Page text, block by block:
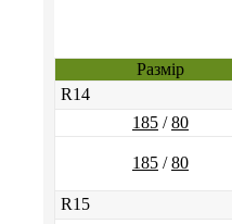
Размір
R14
185 /80
185 /80
R15